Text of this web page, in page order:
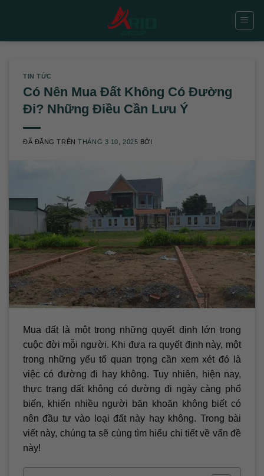
TIN TỨC
Có Nên Mua Đất Không Có Đường
Đi? Những Điều Cần Lưu Ý
ĐÃ ĐĂNG TRÊNTHÁNG 3 10, 2025 BỞI
Mua đất là một trong những quyết định lớn trong
cuộc đời mỗi người. Khi đưa ra quyết định này, một
trong những yếu tố quan trọng cần xem xét đó là
việc có đường đi hay không. Tuy nhiên, hiện nay,
thực trạng đất không có đường đi ngày càng phổ
biến, khiến nhiều người băn khoăn không biết có
nên đầu tư vào loại đất này hay không. Trong bài
viết này, chúng ta sẽ cùng tìm hiểu chi tiết về vấn đề
này!